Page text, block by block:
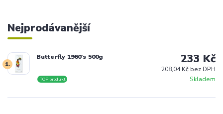
Nejprodávanější
1.
Butterfly 1960's 500g
Skladem
TOP produkt
233 Kč
208,04 Kč bez DPH